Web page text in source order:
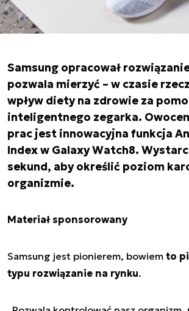
Samsung opracował
pozwala mierzyć – w czasie
wpływ diety na zdrowie za
inteligentnego zegarka.
prac jest innowacyjna funkcja
Index w Galaxy Watch8.
sekund, aby określić poziom
organizmie.
Materiał sponsorowany
Samsung jest pionierem, bowiem to
typu rozwiązanie na rynku.